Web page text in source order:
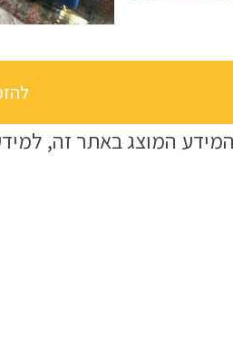
המוצג באתר זה,